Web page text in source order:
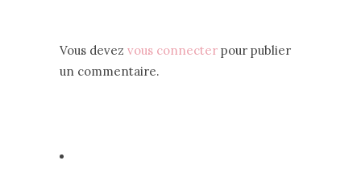
Vous devez vous connecter pour publier
un commentaire.